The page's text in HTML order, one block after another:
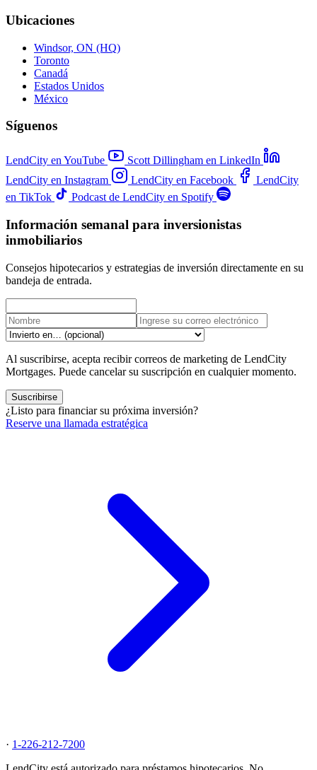
Ubicaciones
Windsor, ON (HQ)
Toronto
Canadá
Estados Unidos
México
Síguenos
LendCity en YouTube
Scott Dillingham en LinkedIn
LendCity en Instagram
LendCity en Facebook
LendCity
en TikTok
Podcast de LendCity en Spotify
Información semanal para inversionistas
inmobiliarios
Consejos hipotecarios y estrategias de inversión directamente en su
bandeja de entrada.
Al suscribirse, acepta recibir correos de marketing de LendCity
Mortgages. Puede cancelar su suscripción en cualquier momento.
Suscribirse
¿Listo para financiar su próxima inversión?
Reserve una llamada estratégica
· 1-226-212-7200